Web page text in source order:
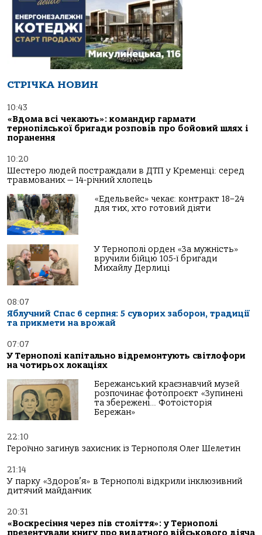
СТРІЧКА НОВИН
10:43
«Вдома всі чекають»: командир гармати
тернопілської бригади розповів про бойовий шлях і
поранення
10:20
Шестеро людей постраждали в ДТП у Кременці: серед
травмованих — 14-річний хлопець
«Едельвейс» чекає: контракт 18–24
для тих, хто готовий діяти
У Тернополі орден «За мужність»
вручили бійцю 105-ї бригади
Михайлу Дерлиці
08:07
Яблучний Спас 6 серпня: 5 суворих заборон, традиції
та прикмети на врожай
07:07
У Тернополі капітально відремонтують світлофори
на чотирьох локаціях
Бережанський краєзнавчий музей
розпочинає фотопроєкт «Зупинені
та збережені… Фотоісторія
Бережан»
22:10
Героїчно загинув захисник із Тернополя Олег Шелетин
21:14
У парку «Здоров’я» в Тернополі відкрили інклюзивний
дитячий майданчик
20:31
«Воскресіння через пів століття»: у Тернополі
презентували книгу про видатного військового діяча